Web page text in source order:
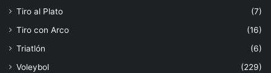
Tiro al Plato
(7)
Tiro con Arco
(16)
Triatlón
(6)
Voleybol
(229)